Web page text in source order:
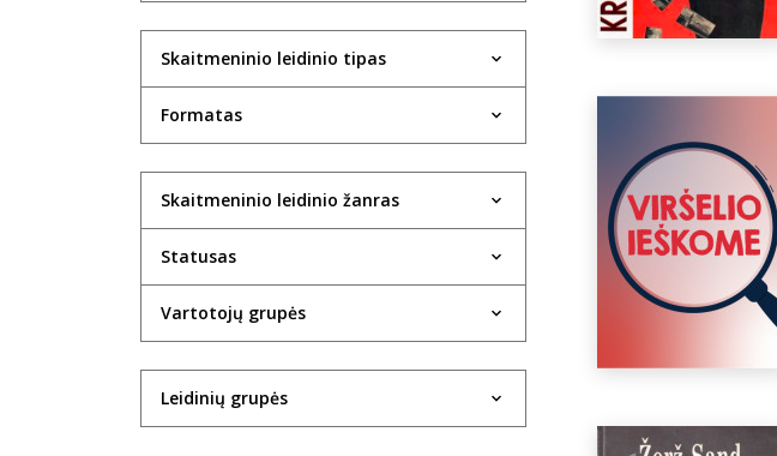
Skaitmeninio leidinio tipas
Formatas
Skaitmeninio leidinio žanras
Statusas
Vartotojų grupės
Leidinių grupės